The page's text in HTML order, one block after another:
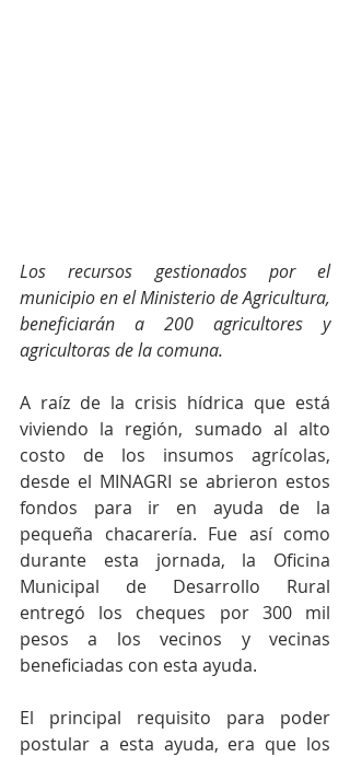
Los recursos gestionados por el
municipio en el Ministerio de Agricultura,
beneficiarán a 200 agricultores y
agricultoras de la comuna.
A raíz de la crisis hídrica que está
viviendo la región, sumado al alto
costo de los insumos agrícolas,
desde el MINAGRI se abrieron estos
fondos para ir en ayuda de la
pequeña chacarería. Fue así como
durante esta jornada, la Oficina
Municipal de Desarrollo Rural
entregó los cheques por 300 mil
pesos a los vecinos y vecinas
beneficiadas con esta ayuda.
El principal requisito para poder
postular a esta ayuda, era que los